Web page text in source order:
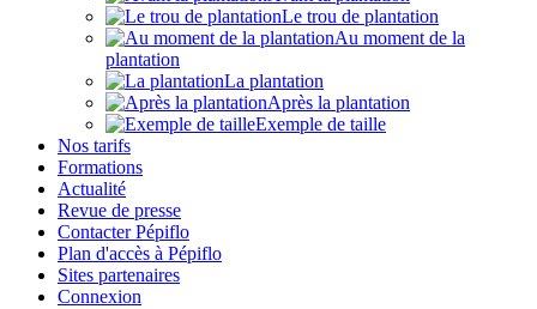
Le trou de plantation
Au moment de la
plantation
La plantation
Après la plantation
Exemple de taille
Nos tarifs
Formations
Actualité
Revue de presse
Contacter Pépiflo
Plan d'accès à Pépiflo
Sites partenaires
Connexion